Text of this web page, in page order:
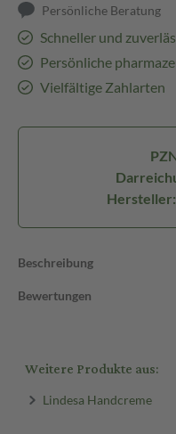
Persönliche Beratung
Schneller und
Persönliche
Vielfältige Zahlarten
Hersteller:
Beschreibung
Bewertungen
Weitere Produkte aus:
Lindesa Handcreme